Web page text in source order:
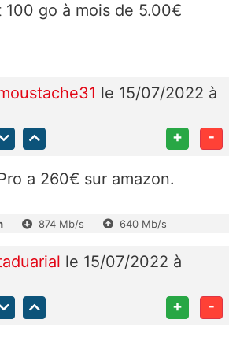
go à mois de 5.00€
le 15/07/2022 à
+ -
a 260€ sur amazon.
874 Mb/s 640 Mb/s
le 15/07/2022 à
+ -